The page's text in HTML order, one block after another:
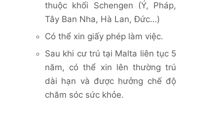
thuộc khối Schengen (Ý, Pháp,
Tây Ban Nha, Hà Lan, Đức…)
Có thể xin giấy phép làm việc.
Sau khi cư trú tại Malta liên tục 5
năm, có thể xin lên thường trú
dài hạn và được hưởng chế độ
chăm sóc sức khỏe.